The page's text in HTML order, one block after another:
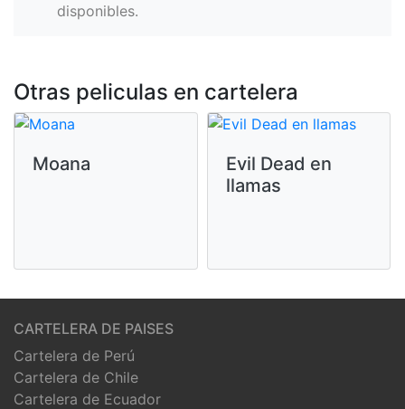
disponibles.
Otras peliculas en cartelera
Moana
Evil Dead en
llamas
CARTELERA DE PAISES
Cartelera de Perú
Cartelera de Chile
Cartelera de Ecuador